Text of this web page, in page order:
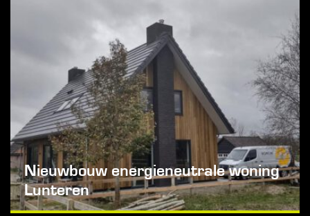
Nieuwbouw energieneutrale woning
Lunteren